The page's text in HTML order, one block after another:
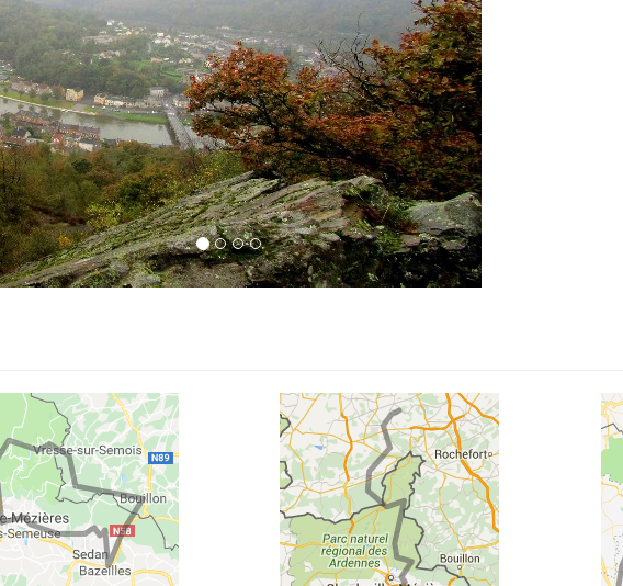
110 KM - 2h50
vallee de la saumois
121 KM - 2h40
Retour Abbaye de Maredsous